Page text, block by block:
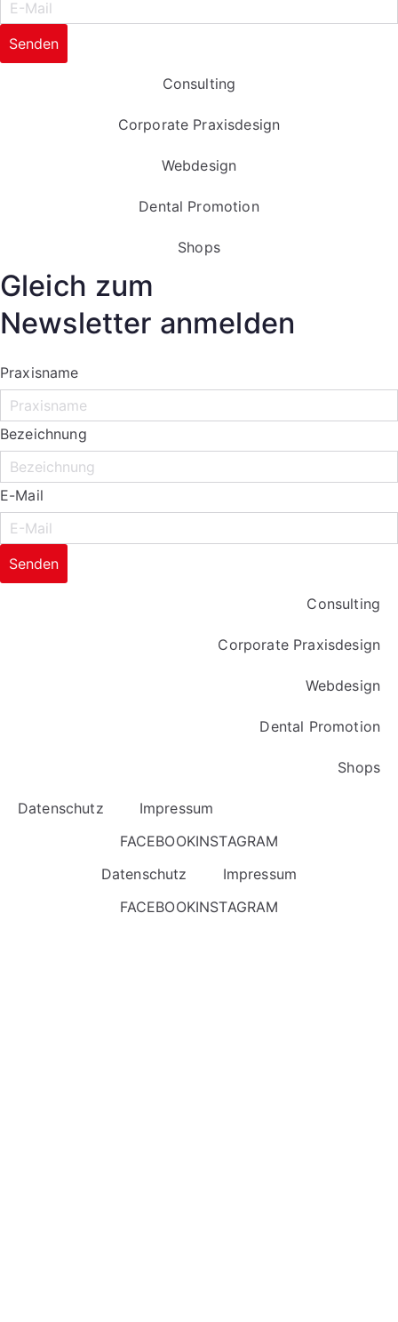
Senden
Consulting
Corporate Praxisdesign
Webdesign
Dental Promotion
Shops
Gleich zum
Newsletter anmelden
Praxisname
Bezeichnung
E-Mail
Senden
Consulting
Corporate Praxisdesign
Webdesign
Dental Promotion
Shops
Datenschutz
Impressum
FACEBOOKINSTAGRAM
Datenschutz
Impressum
FACEBOOKINSTAGRAM